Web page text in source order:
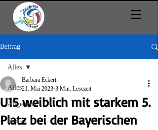
Beitrag
Alles
Allgemein
Herren
Alles
U15 weiblich mit starkem 5.
Platz bei der Bayerischen
Barbara Eckert
21. Mai 2023 3 Min. Lesezeit